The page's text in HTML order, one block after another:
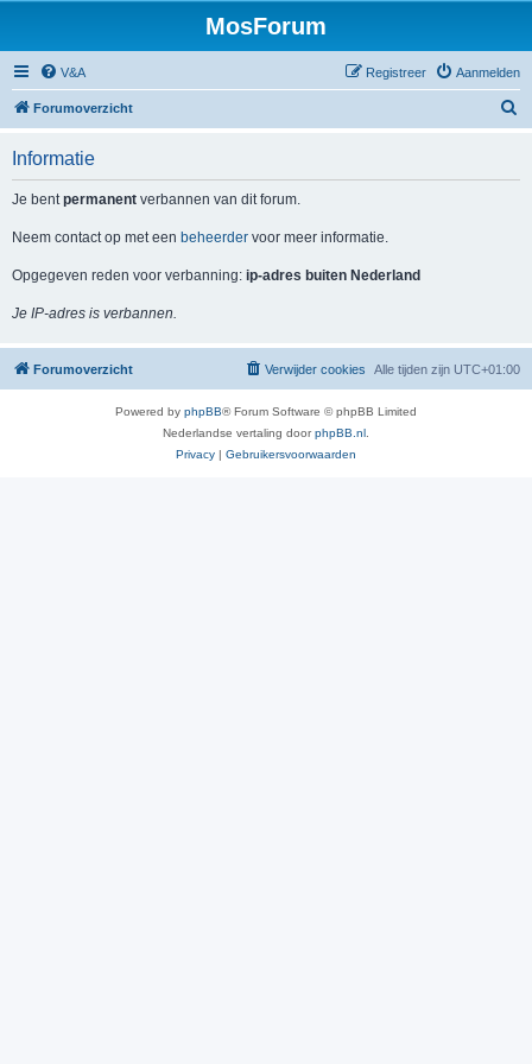
MosForum
V&A Aanmelden
Registreer
Forumoverzicht
Informatie
Je bentpermanent verbannen van dit forum.
Neem contact op met een beheerder voor meer informatie.
Opgegeven reden voor verbanning: ip-adres buiten Nederland
Je IP-adres is verbannen.
Forumoverzicht Alle tijden zijn UTC+01:00
Verwijder cookies
Powered by phpBB® Forum Software © phpBB Limited
Nederlandse vertaling doorphpBB.nl
Privacy | Gebruikersvoorwaarden